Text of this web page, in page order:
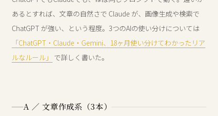
あるとすれば、文章の自然さで Claude が、画像生成や検索で
ChatGPT が強い、という程度。3つのAIの使い分けについては
「ChatGPT・Claude・Gemini、18ヶ月使い分けてわかったリア
ルなルール」
で詳しく書いた。
A ／ 文章作成系（3本）